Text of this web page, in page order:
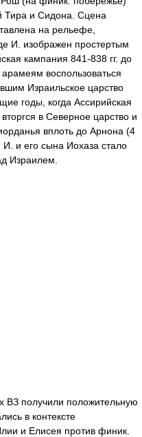
Тира и Сидона. Сцена
на рельефе,
И. изображен простертым
кампания 841-838 гг. до
воспользоваться
Израильское царство
годы, когда Ассирийская
в Северное царство и
вплоть до Арнона (4
и его сына Иохаза стало
Израилем.
ВЗ получили положительную
в контексте
и Елисея против финик.